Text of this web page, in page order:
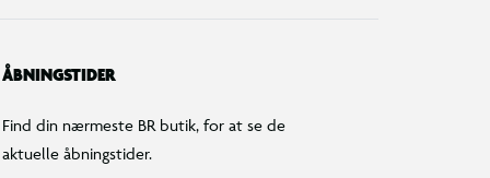
ÅBNINGSTIDER
Find din nærmeste BR butik, for at se de
aktuelle åbningstider.